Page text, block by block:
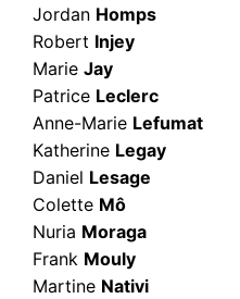
Jordan Homps
Robert Injey
MarieJay
Patrice Leclerc
Anne-Marie Lefumat
Katherine Legay
Daniel Lesage
Colette Mô
Nuria Moraga
Frank Mouly
Martine Nativi